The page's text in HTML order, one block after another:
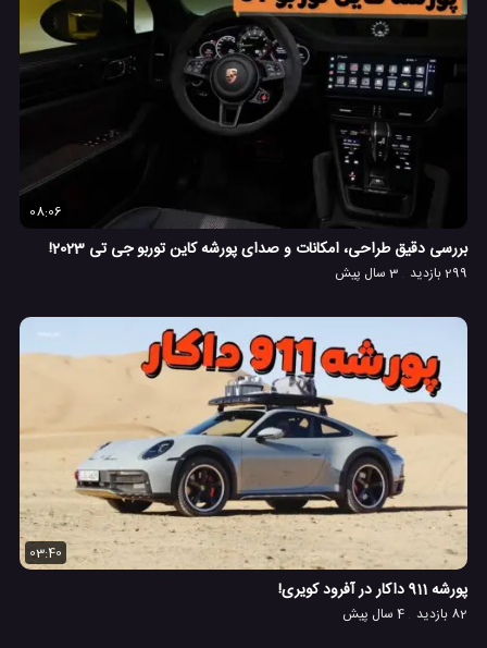
08:06
بررسی دقیق طراحی، امکانات و صدای پورشه کاین توربو جی تی 2023!
299 بازدید 3 سال پیش
03:40
پورشه 911 داکار در آفرود کویری!
82 بازدید 4 سال پیش